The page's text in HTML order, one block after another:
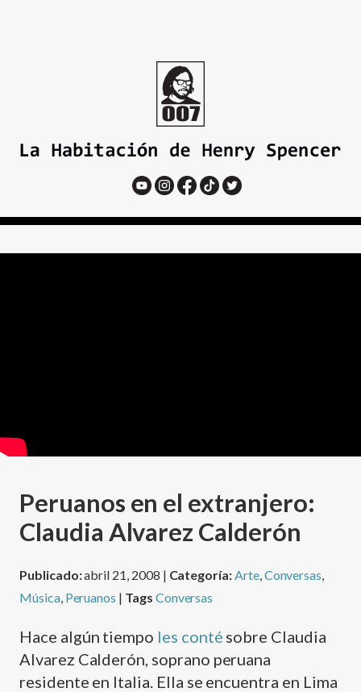
Peruanos en el extranjero:
Claudia Alvarez Calderón
Publicado:abril 21, 2008 | Categoría: Arte, Conversas
Música, Peruanos | Tags Conversas
Hace algún tiempo les conté sobre Claudia
Alvarez Calderón, soprano peruana
residente en Italia. Ella se encuentra en Lima